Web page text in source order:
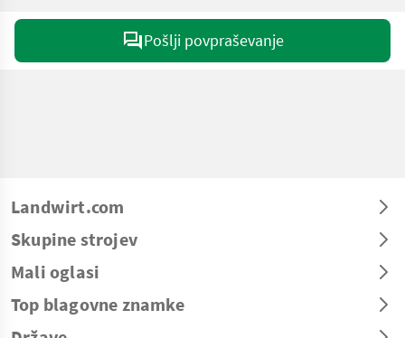
Pošlji povpraševanje
Landwirt.com
Skupine strojev
Mali oglasi
Top blagovne znamke